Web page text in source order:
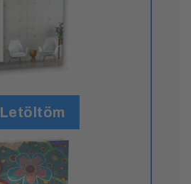
Letöltöm